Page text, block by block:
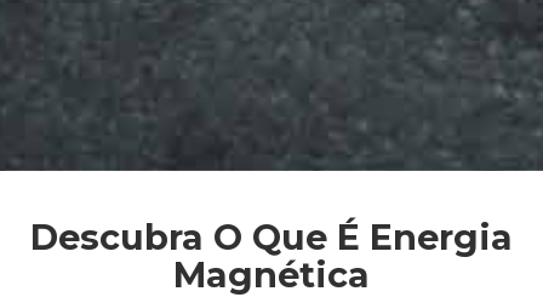
Descubra O Que É Energia
Magnética